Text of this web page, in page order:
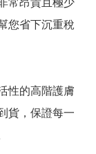
常昂貴且極少
您省下沉重稅
性的高階護膚
貨，保證每一